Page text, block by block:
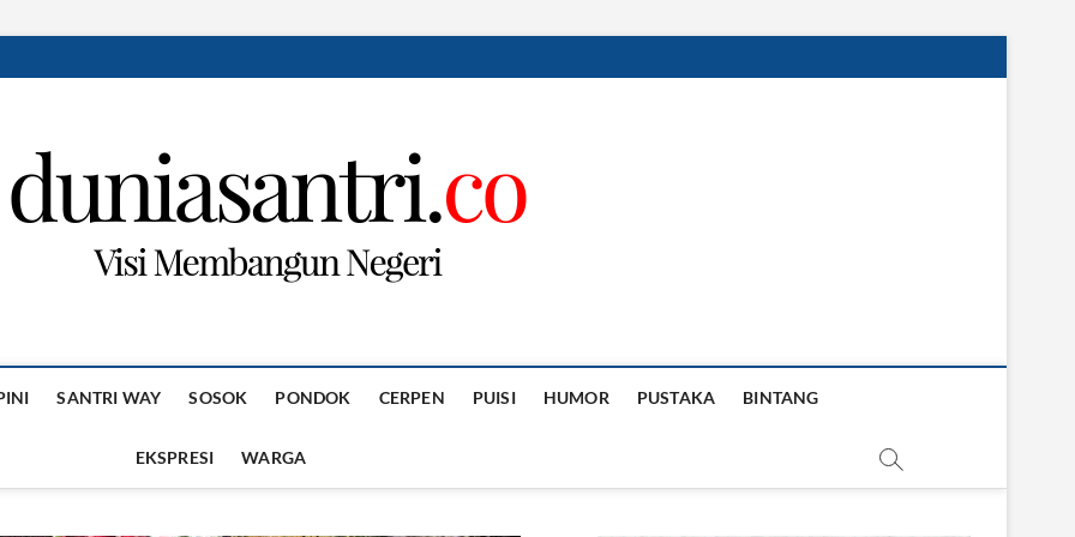
SANTRI WAY SOSOK PONDOK CERPEN PUISI HUMOR PUSTAKA BINTANG
EKSPRESI WARGA